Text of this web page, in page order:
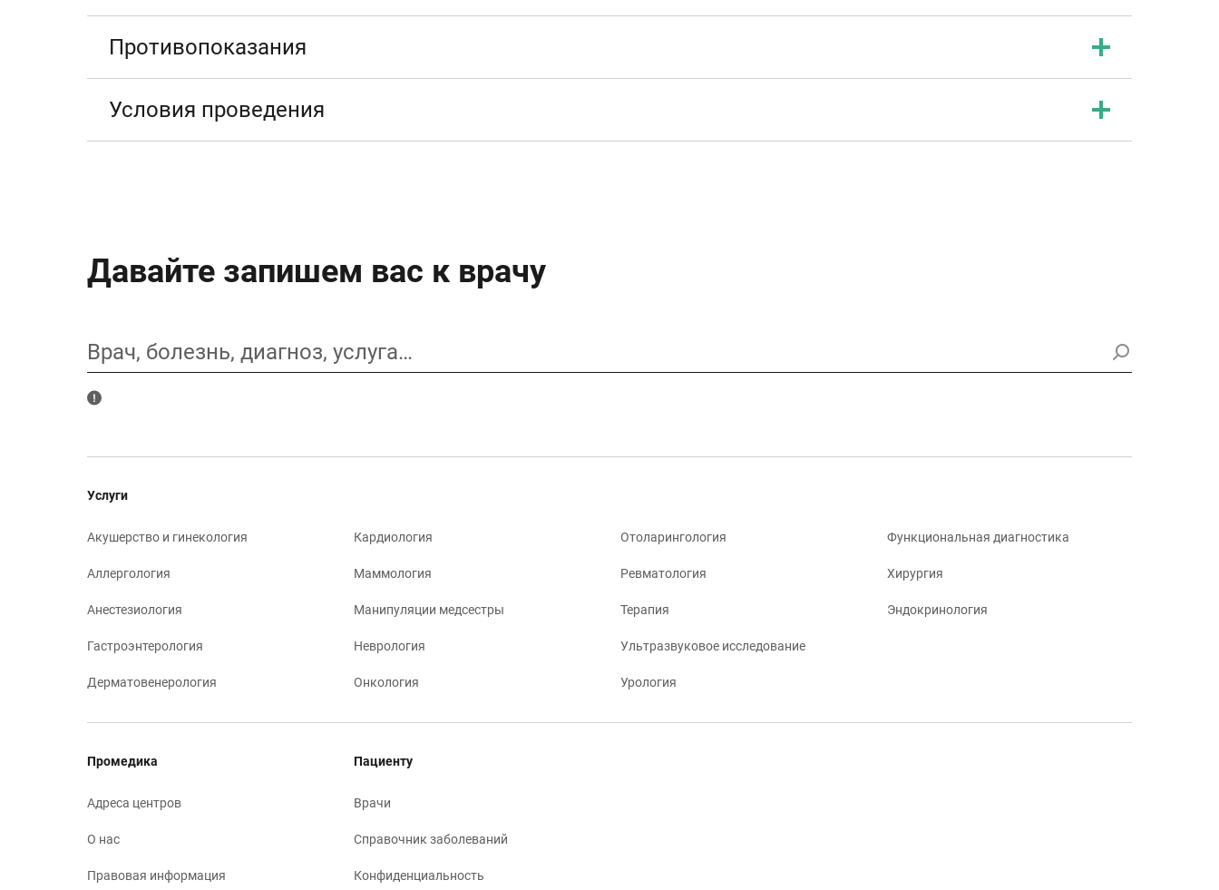
Противопоказания
Условия проведения
Давайте запишем вас к врачу
Врач, болезнь, диагноз, услуга…
Услуги
Акушерство и гинекология
Аллергология
Анестезиология
Гастроэнтерология
Дерматовенерология
Кардиология
Маммология
Манипуляции медсестры
Неврология
Онкология
Отоларингология
Ревматология
Терапия
Ультразвуковое исследование
Урология
Функциональная диагностика
Хирургия
Эндокринология
Промедика
Адреса центров
О нас
Правовая информация
Пациенту
Врачи
Справочник заболеваний
Конфиденциальность